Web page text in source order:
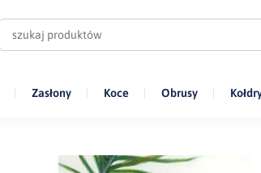
Zasłony Koce Obrusy